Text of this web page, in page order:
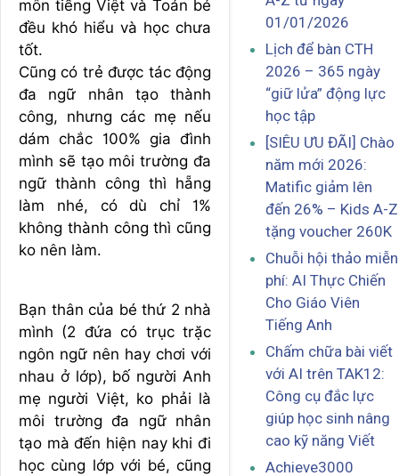
môn tiếng Việt và Toán bé
đều khó hiểu và học chưa
tốt.
Cũng có trẻ được tác động
đa ngữ nhân tạo thành
công, nhưng các mẹ nếu
dám chắc 100% gia đình
mình sẽ tạo môi trường đa
ngữ thành công thì hẵng
làm nhé, có dù chỉ 1%
không thành công thì cũng
ko nên làm.
Bạn thân của bé thứ 2 nhà
mình (2 đứa có trục trặc
ngôn ngữ nên hay chơi với
nhau ở lớp), bố người Anh
mẹ người Việt, ko phải là
môi trường đa ngữ nhân
tạo mà đến hiện nay khi đi
học cùng lớp với bé, cũng
01/01/2026
Lịch để bàn CTH
2026 – 365 ngày
“giữ lửa” động lực
học tập
[SIÊU ƯU ĐÃI] Chào
năm mới 2026:
Matific giảm lên
đến 26% – Kids A-Z
tặng voucher 260K
Chuỗi hội thảo miễn
phí: AI Thực Chiến
Cho Giáo Viên
Tiếng Anh
Chấm chữa bài viết
với AI trên TAK12:
Công cụ đắc lực
giúp học sinh nâng
cao kỹ năng Viết
Achieve3000